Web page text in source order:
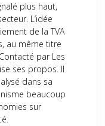
plus haut,
L’idée
de la TVA
au même titre
par Les
ses propos. Il
dans sa
beaucoup
sur